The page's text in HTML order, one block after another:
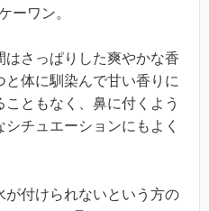
ーワン。
はさっぱりした爽やかな香
と体に馴染んで甘い香りに
ともなく、鼻に付くよう
チュエーションにもよく
が付けられないという方の